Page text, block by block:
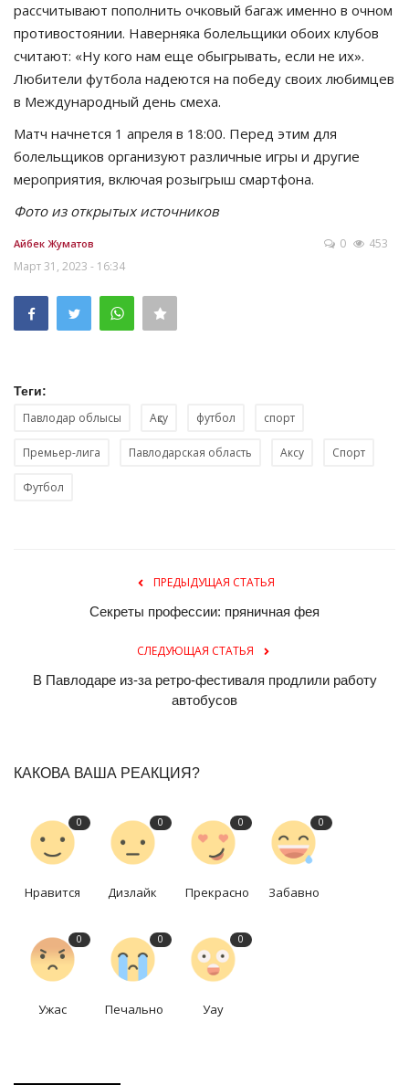
рассчитывают пополнить очковый багаж именно в очном
противостоянии. Наверняка болельщики обоих клубов
считают: «Ну кого нам еще обыгрывать, если не их».
Любители футбола надеются на победу своих любимцев
в Международный день смеха.
Матч начнется 1 апреля в 18:00. Перед этим для
болельщиков организуют различные игры и другие
мероприятия, включая розыгрыш смартфона.
Фото из открытых источников
Айбек Жуматов
Март 31, 2023 - 16:34
0 453
Теги:
Павлодар облысы Ақсу футбол спорт
Премьер-лига Павлодарская область Аксу Спорт
Футбол
ПРЕДЫДУЩАЯ СТАТЬЯ
Секреты профессии: пряничная фея
СЛЕДУЮЩАЯ СТАТЬЯ
В Павлодаре из-за ретро-фестиваля продлили работу
автобусов
КАКОВА ВАША РЕАКЦИЯ?
0
Нравится
0
Дизлайк
0
Прекрасно
0
Забавно
0
Ужас
0
Печально
0
Уау